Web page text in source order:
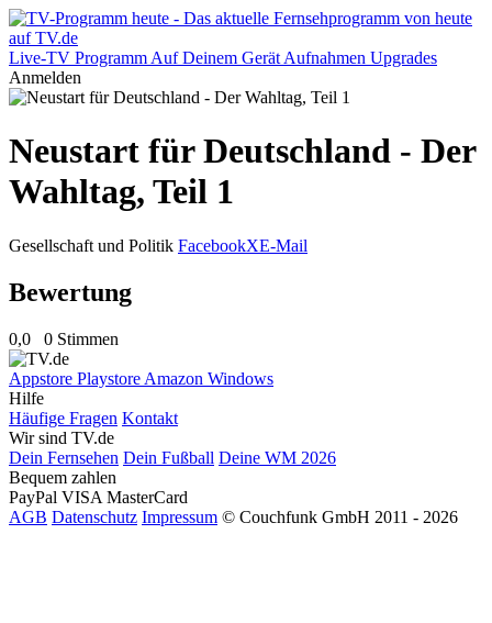
Live-TV Programm Auf Deinem Gerät Aufnahmen Upgrades
Anmelden
Neustart für Deutschland - Der
Wahltag, Teil 1
Gesellschaft und Politik FacebookXE-Mail
Bewertung
0,0 0 Stimmen
Appstore Playstore Amazon Windows
Hilfe
Häufige Fragen Kontakt
Wir sind TV.de
Dein Fernsehen Dein Fußball Deine WM 2026
Bequem zahlen
PayPal VISA MasterCard
AGB Datenschutz Impressum © Couchfunk GmbH 2011 - 2026